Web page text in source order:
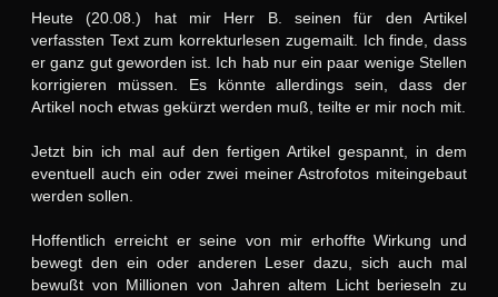
Heute (20.08.) hat mir Herr B. seinen für den Artikel
verfassten Text zum korrekturlesen zugemailt. Ich finde, dass
er ganz gut geworden ist. Ich hab nur ein paar wenige Stellen
korrigieren müssen. Es könnte allerdings sein, dass der
Artikel noch etwas gekürzt werden muß, teilte er mir noch mit.
Jetzt bin ich mal auf den fertigen Artikel gespannt, in dem
eventuell auch ein oder zwei meiner Astrofotos miteingebaut
werden sollen.
Hoffentlich erreicht er seine von mir erhoffte Wirkung und
bewegt den ein oder anderen Leser dazu, sich auch mal
bewußt von Millionen von Jahren altem Licht berieseln zu